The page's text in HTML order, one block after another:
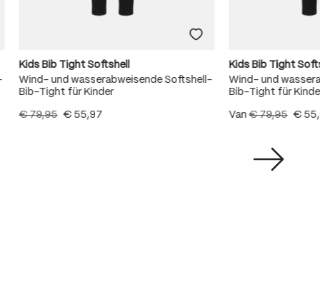
Kids Bib Tight Softshell
Wind- und wasserabweisende Softshell-
Bib-Tight für Kinder
€ 79,95 € 55,97
Kids Bib Tight
Wind- und
Bib-Tight für
Van€ 79,95 €